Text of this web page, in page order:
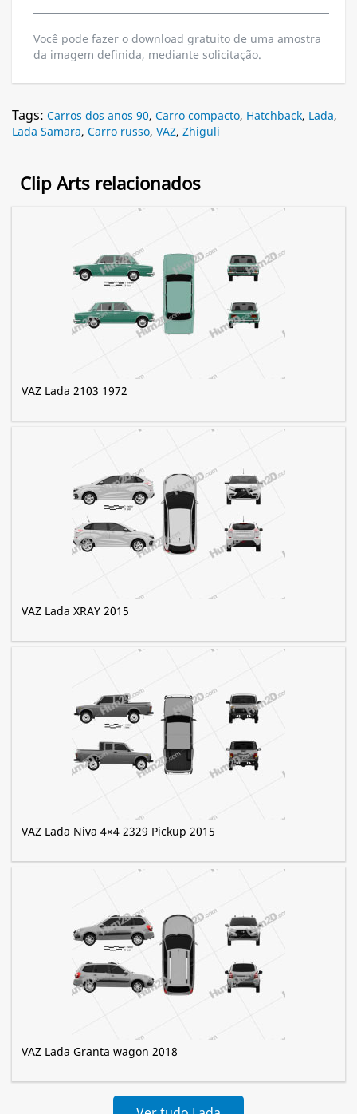
Você pode fazer o download gratuito de uma amostra
da imagem definida, mediante solicitação.
Tags: Carros dos anos 90, Carro compacto, Hatchback, Lada,
Lada Samara, Carro russo, VAZ, Zhiguli
Clip Arts relacionados
VAZ Lada 2103 1972
VAZ Lada XRAY 2015
VAZ Lada Niva 4×4 2329 Pickup 2015
VAZ Lada Granta wagon 2018